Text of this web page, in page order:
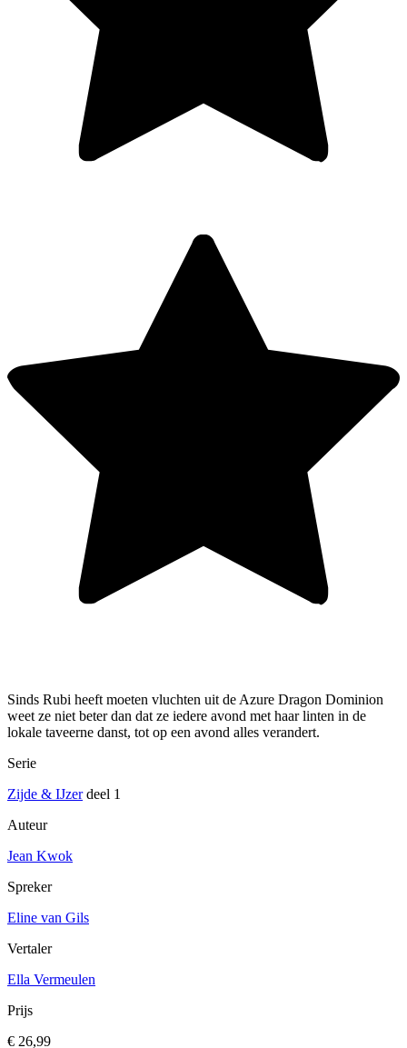
Sinds Rubi heeft moeten vluchten uit de Azure Dragon Dominion
weet ze niet beter dan dat ze iedere avond met haar linten in de
lokale taveerne danst, tot op een avond alles verandert.
Serie
Zijde & IJzerdeel 1
Auteur
Jean Kwok
Spreker
Eline van Gils
Vertaler
Ella Vermeulen
Prijs
€ 26,99